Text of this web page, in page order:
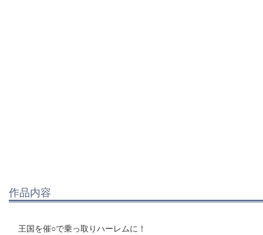
作品内容
王国を催○で乗っ取りハーレムに！